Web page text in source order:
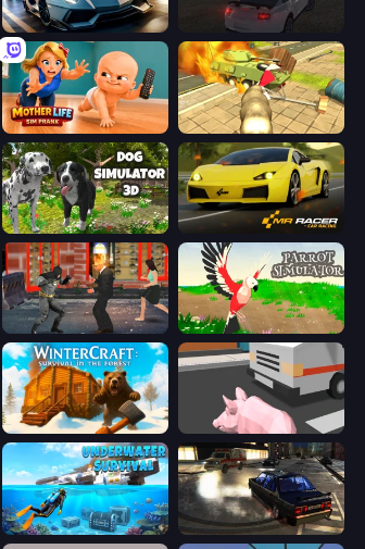
Parking Fury 3D: Side Hustle
Mother Life Simulator: Prank Wild Animal Zoo City Simulator
Dog Simulator 3D Mr. Racer - Car Racing
Bat Hero: Immortal Legend Crime Fighter Parrot Simulator
WinterCraft: Survival in the Forest Crazy Pig Simulator
Underwater Survival: Deep Dive City Classic Car Driving: 131